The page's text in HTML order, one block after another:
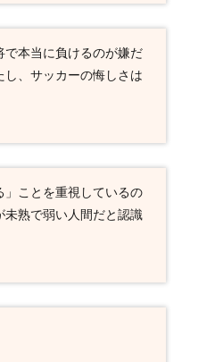
本当に負けるのが嫌だ
し、サッカーの悔しさは
」ことを重視しているの
熟で弱い人間だと認識